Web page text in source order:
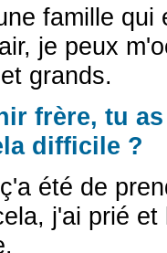
famille
je peux
grands.
frère, tu
difficile ?
été de
j'ai prié